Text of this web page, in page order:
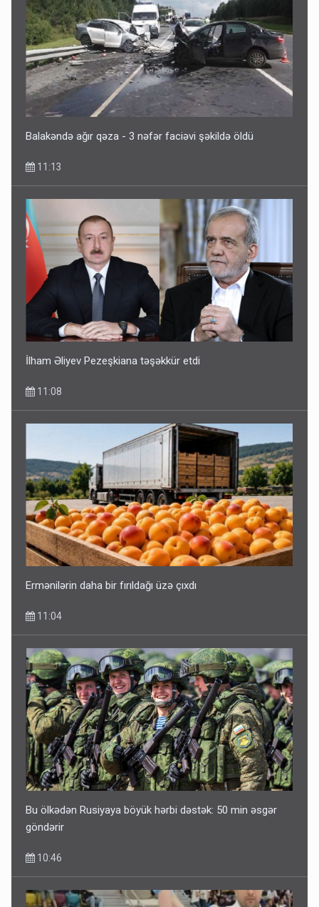
Balakəndə ağır qəza - 3 nəfər faciəvi şəkildə öldü
11:13
İlham Əliyev Pezeşkiana təşəkkür etdi
11:08
Ermənilərin daha bir fırıldağı üzə çıxdı
11:04
Bu ölkədən Rusiyaya böyük hərbi dəstək: 50 min əsgər
göndərir
10:46